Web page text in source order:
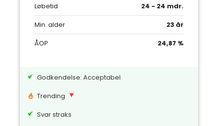
Løbetid
24 - 24 mdr.
Min. alder
23 år
ÅOP
24,87 %
Godkendelse: Acceptabel
Trending
Svar straks